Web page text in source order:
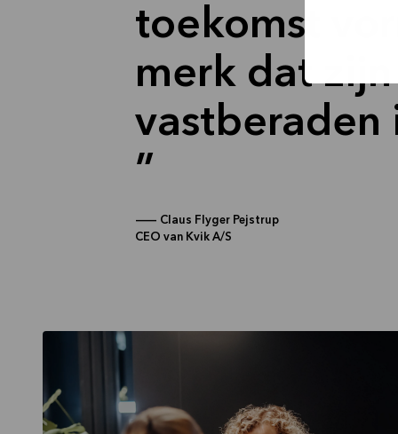
toekomst
merk dat
vastberaden
— Claus Flyger Pejstrup
CEO van Kvik A/S